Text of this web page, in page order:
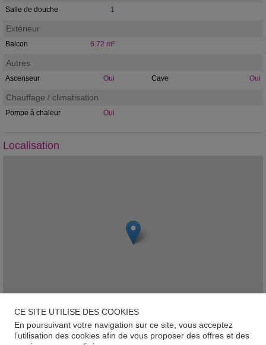
Salle de douche 1
Extérieur
Balcon 6.72 m²
Autres
Ascenseur Oui Cave Oui
Chauffage / climatisation
Pompe à chaleur Oui
Localisation
CE SITE UTILISE DES COOKIES
En poursuivant votre navigation sur ce site, vous acceptez
l’utilisation des cookies afin de vous proposer des offres et des